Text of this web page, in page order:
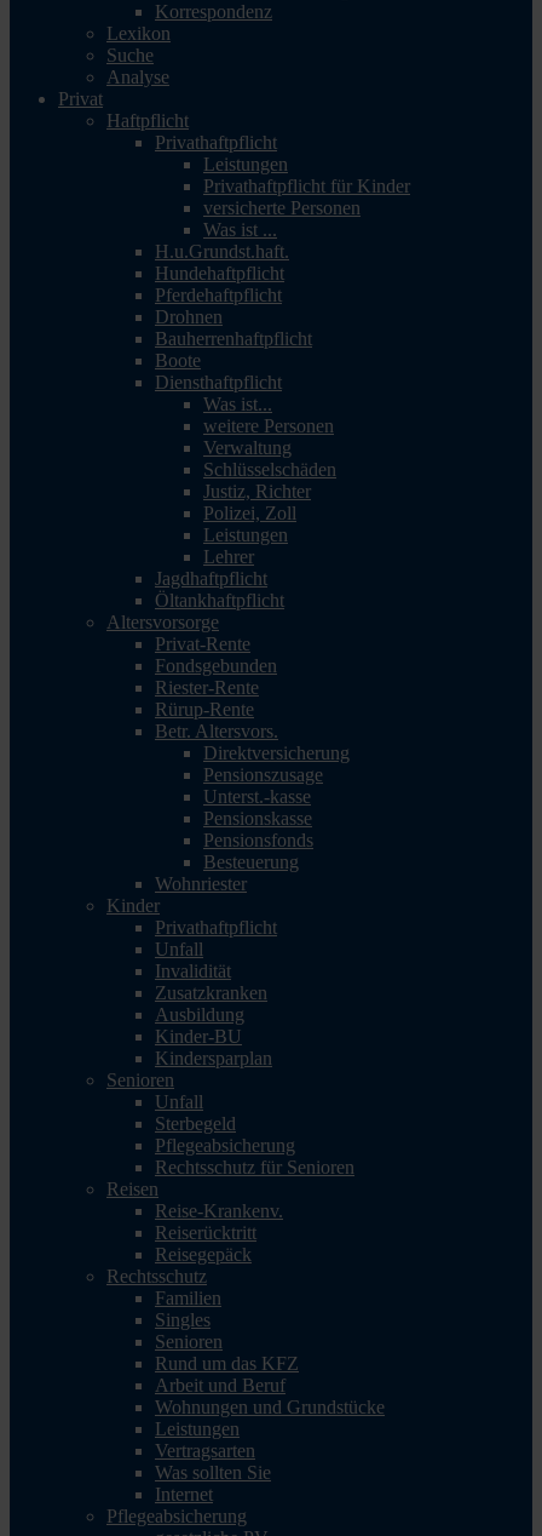
Korrespondenz
Lexikon
Suche
Analyse
Privat
Haftpflicht
Privathaftpflicht
Leistungen
Privathaftpflicht für Kinder
versicherte Personen
Was ist ...
H.u.Grundst.haft.
Hundehaftpflicht
Pferdehaftpflicht
Drohnen
Bauherrenhaftpflicht
Boote
Diensthaftpflicht
Was ist...
weitere Personen
Verwaltung
Schlüsselschäden
Justiz, Richter
Polizei, Zoll
Leistungen
Lehrer
Jagdhaftpflicht
Öltankhaftpflicht
Altersvorsorge
Privat-Rente
Fondsgebunden
Riester-Rente
Rürup-Rente
Betr. Altersvors.
Direktversicherung
Pensionszusage
Unterst.-kasse
Pensionskasse
Pensionsfonds
Besteuerung
Wohnriester
Kinder
Privathaftpflicht
Unfall
Invalidität
Zusatzkranken
Ausbildung
Kinder-BU
Kindersparplan
Senioren
Unfall
Sterbegeld
Pflegeabsicherung
Rechtsschutz für Senioren
Reisen
Reise-Krankenv.
Reiserücktritt
Reisegepäck
Rechtsschutz
Familien
Singles
Senioren
Rund um das KFZ
Arbeit und Beruf
Wohnungen und Grundstücke
Leistungen
Vertragsarten
Was sollten Sie
Internet
Pflegeabsicherung